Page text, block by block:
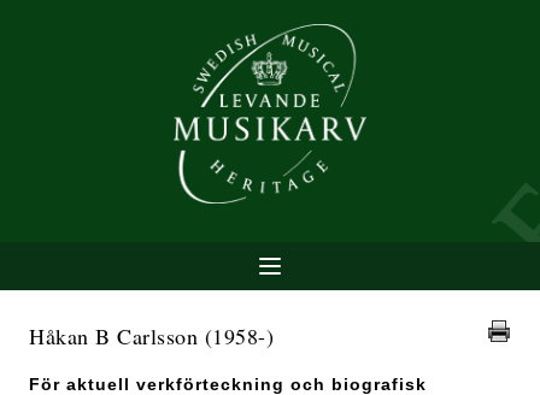
Håkan B Carlsson (1958-)
För aktuell verkförteckning och biografisk